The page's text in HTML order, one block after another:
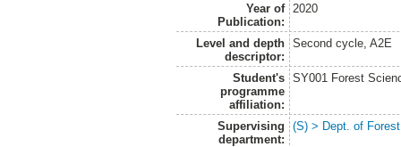
Year of
Publication:
2020
Level and depth
descriptor:
Second cycle, A2E
Student's
programme
affiliation:
SY001 Forest
Supervising
department:
(S) > Dept. of